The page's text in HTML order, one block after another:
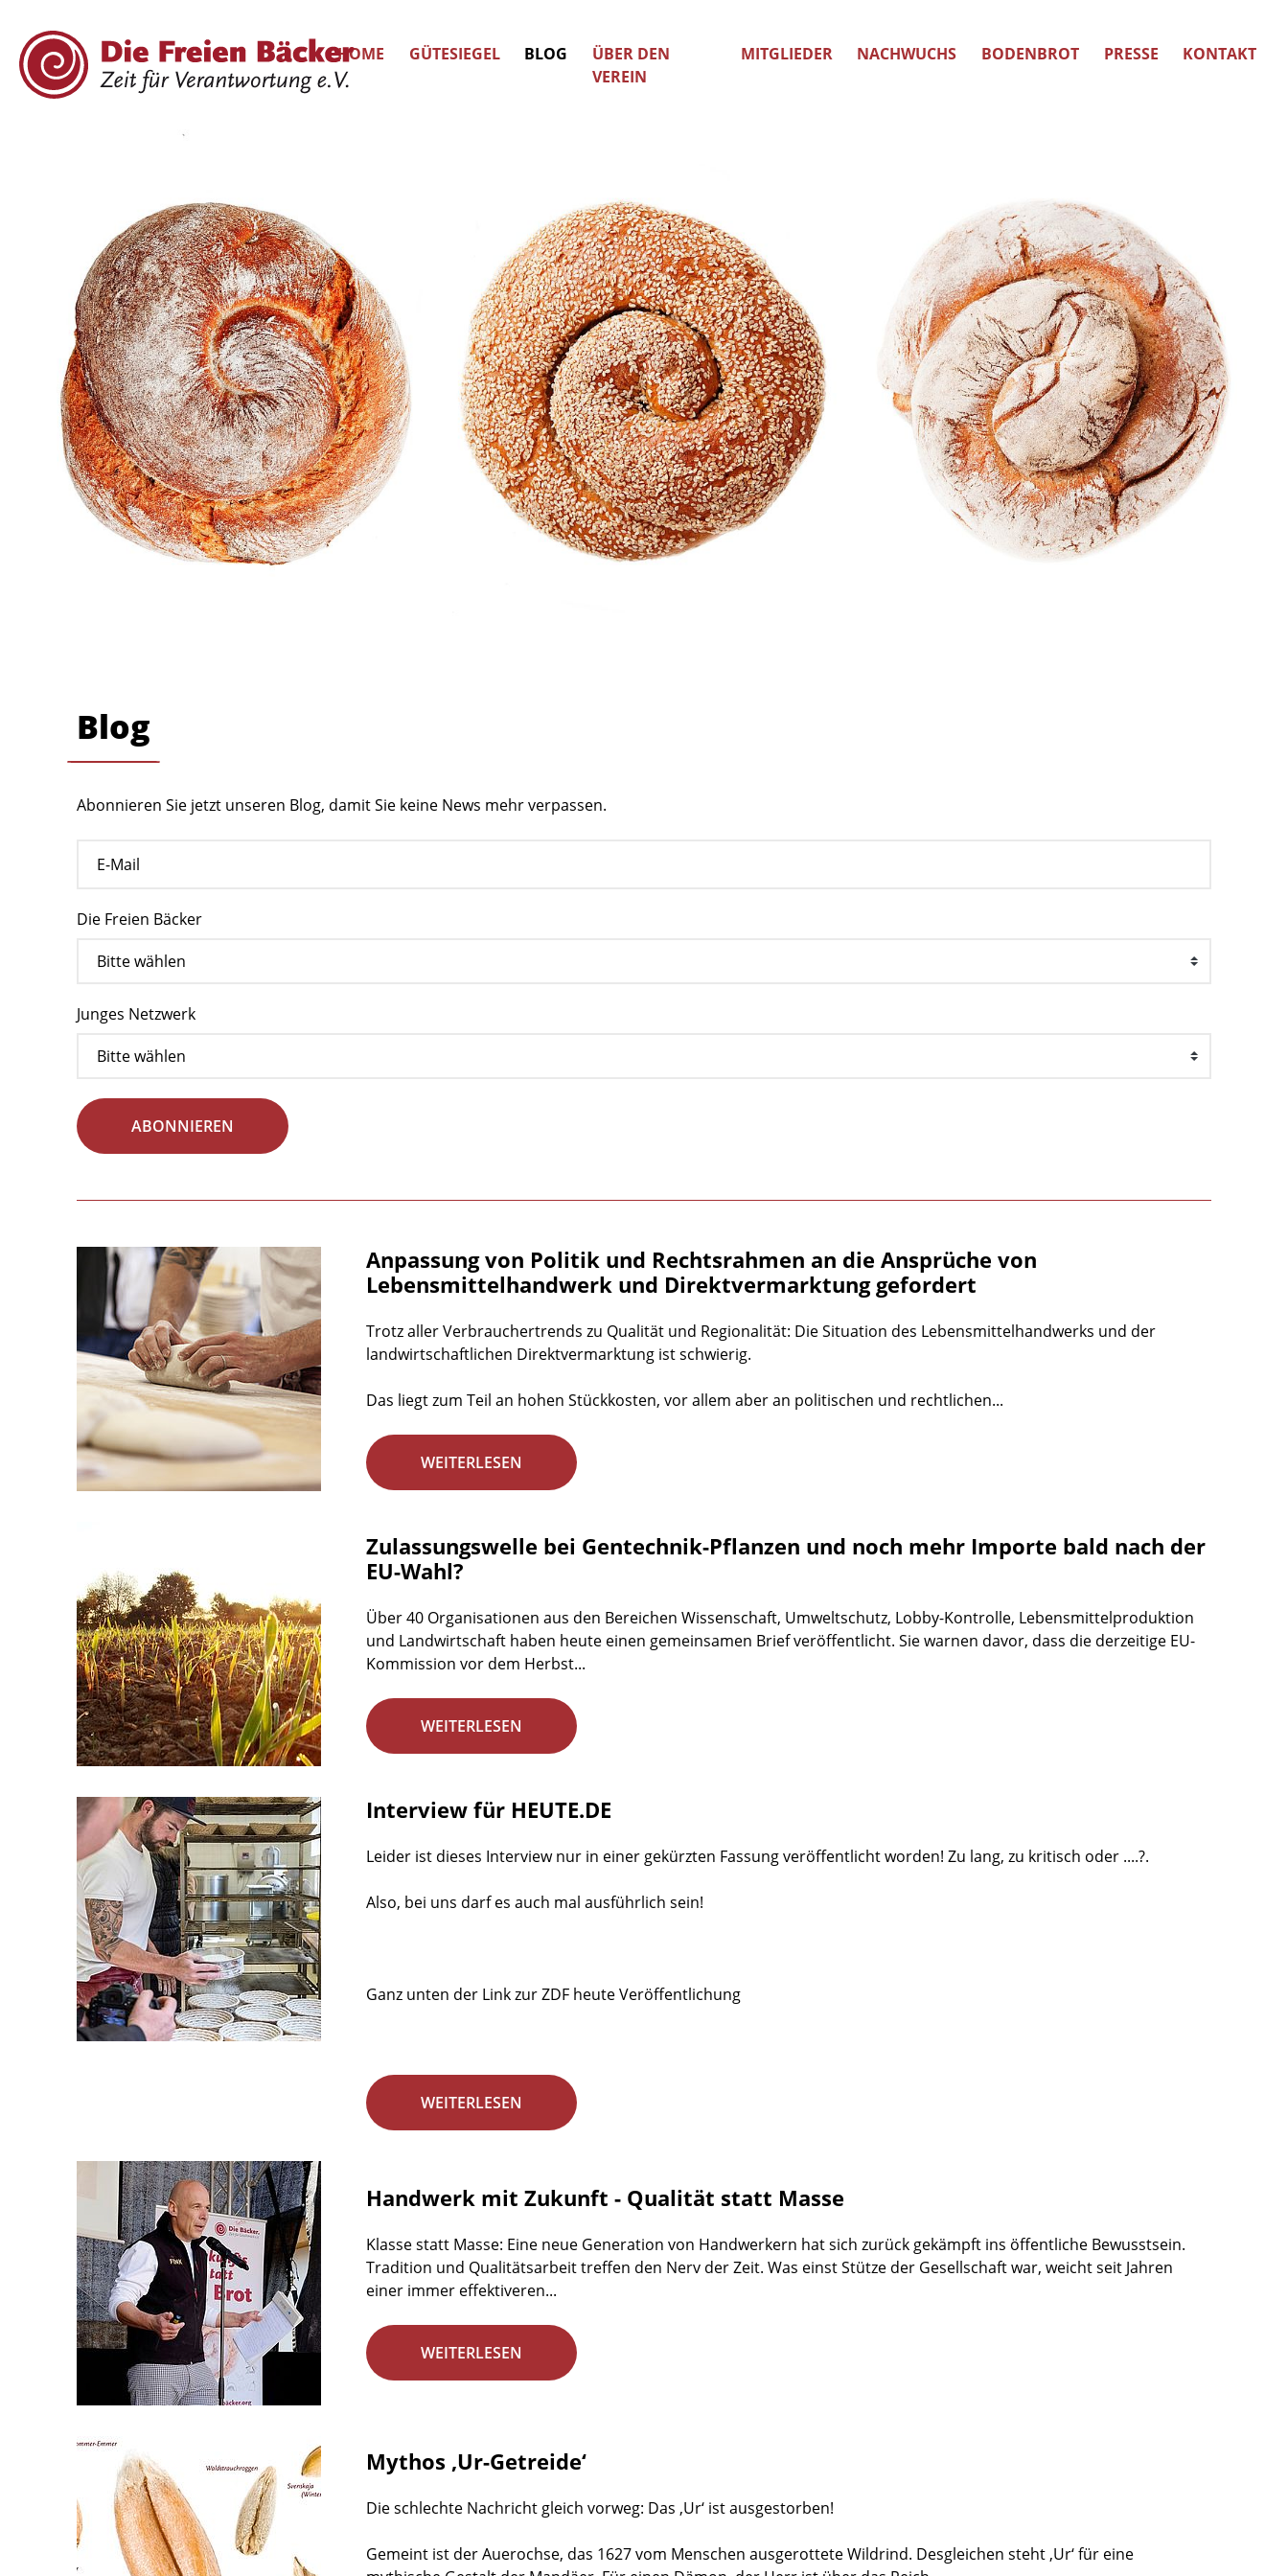
HOME GÜTESIEGEL BLOG
ÜBER DEN
VEREIN
MITGLIEDER NACHWUCHS BODENBROT PRESSE KONTAKT
Blog
Abonnieren Sie jetzt unseren Blog, damit Sie keine News mehr verpassen.
Die Freien Bäcker
Junges Netzwerk
ABONNIEREN
Anpassung von Politik und Rechtsrahmen an die Ansprüche von
Lebensmittelhandwerk und Direktvermarktung gefordert
Trotz aller Verbrauchertrends zu Qualität und Regionalität: Die Situation des Lebensmittelhandwerks und der
landwirtschaftlichen Direktvermarktung ist schwierig.
Das liegt zum Teil an hohen Stückkosten, vor allem aber an politischen und rechtlichen...
WEITERLESEN
Zulassungswelle bei Gentechnik-Pflanzen und noch mehr Importe bald nach der
EU-Wahl?
Über 40 Organisationen aus den Bereichen Wissenschaft, Umweltschutz, Lobby-Kontrolle, Lebensmittelproduktion
und Landwirtschaft haben heute einen gemeinsamen Brief veröffentlicht. Sie warnen davor, dass die derzeitige EU-
Kommission vor dem Herbst...
WEITERLESEN
Interview für HEUTE.DE
Leider ist dieses Interview nur in einer gekürzten Fassung veröffentlicht worden! Zu lang, zu kritisch oder ....?.
Also, bei uns darf es auch mal ausführlich sein!
Ganz unten der Link zur ZDF heute Veröffentlichung
WEITERLESEN
Handwerk mit Zukunft - Qualität statt Masse
Klasse statt Masse: Eine neue Generation von Handwerkern hat sich zurück gekämpft ins öffentliche Bewusstsein.
Tradition und Qualitätsarbeit treffen den Nerv der Zeit. Was einst Stütze der Gesellschaft war, weicht seit Jahren
einer immer effektiveren...
WEITERLESEN
Mythos ‚Ur-Getreide‘
Die schlechte Nachricht gleich vorweg: Das ‚Ur‘ ist ausgestorben!
Gemeint ist der Auerochse, das 1627 vom Menschen ausgerottete Wildrind. Desgleichen steht ‚Ur‘ für eine